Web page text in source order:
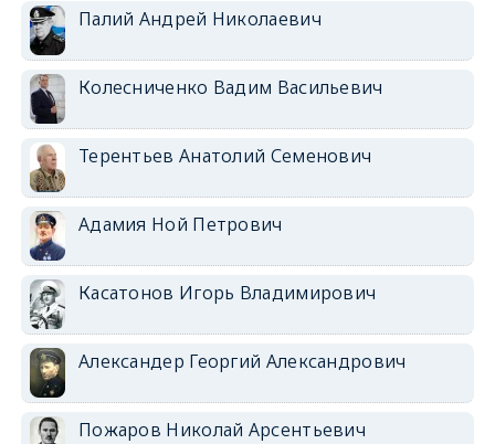
Палий Андрей Николаевич
Колесниченко Вадим Васильевич
Терентьев Анатолий Семенович
Адамия Ной Петрович
Касатонов Игорь Владимирович
Александер Георгий Александрович
Пожаров Николай Арсентьевич